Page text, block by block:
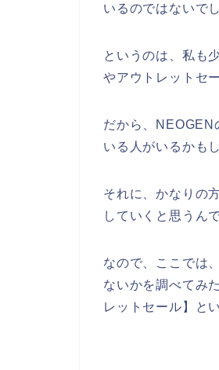
いるのではないで
というのは、私も
やアウトレットセ
だから、NEOGEN
いる人がいるかも
それに、かなりの
していくと思うん
なので、ここでは
ないかを調べてみ
レットセール】と